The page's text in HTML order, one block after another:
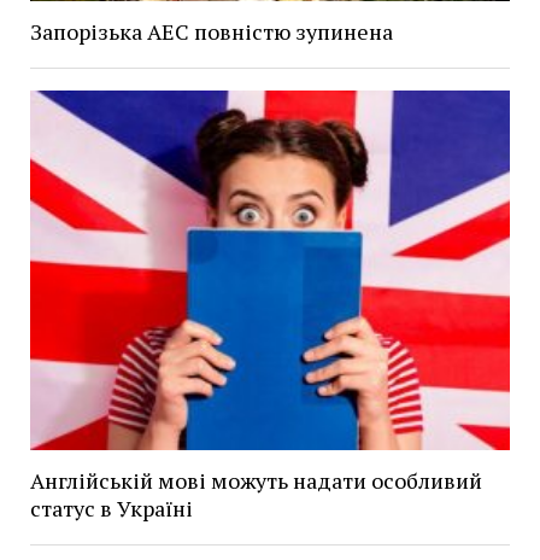
Запорізька АЕС повністю зупинена
Англійській мові можуть надати особливий
статус в Україні